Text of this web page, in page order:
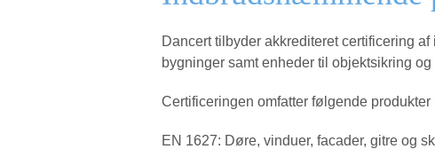
Dancert tilbyder akkrediteret certificering
bygninger samt enheder til objektsikring
Certificeringen omfatter følgende
EN 1627: Døre, vinduer, facader, gitre og